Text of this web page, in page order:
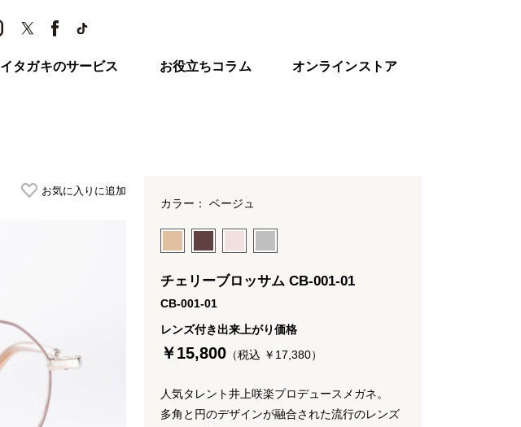
イタガキのサービス お役立ちコラム オンラインストア
お気に入りに追加
カラー： ベージュ
チェリーブロッサム CB-001-01
CB-001-01
レンズ付き出来上がり価格
￥15,800 （税込 ￥17,380）
人気タレント井上咲楽プロデュースメガネ。
多角と円のデザインが融合された流行のレンズ